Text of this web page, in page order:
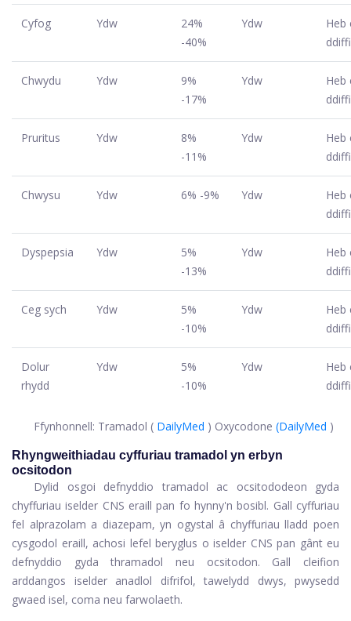
Cyfog Ydw
24%
-40%
Ydw
Heb
Chwydu Ydw
9%
-17%
Ydw
Heb
Pruritus Ydw
8%
-11%
Ydw
Heb
Chwysu Ydw 6% -9% Ydw
Heb
Dyspepsia Ydw
5%
-13%
Ydw
Heb
Ceg sych Ydw
5%
-10%
Ydw
Heb
Dolur
rhydd
Ydw
5%
-10%
Ydw
Heb
Ffynhonnell: Tramadol ( DailyMed ) Oxycodone (DailyMed )
Rhyngweithiadau cyffuriau tramadol yn erbyn
ocsitodon
Dylid osgoi defnyddio tramadol ac ocsitododeon gyda
chyffuriau iselder CNS eraill pan fo hynny'n bosibl. Gall cyffuriau
fel alprazolam a diazepam, yn ogystal â chyffuriau lladd poen
cysgodol eraill, achosi lefel beryglus o iselder CNS pan gânt eu
defnyddio gyda thramadol neu ocsitodon. Gall cleifion
arddangos iselder anadlol difrifol, tawelydd dwys, pwysedd
gwaed isel, coma neu farwolaeth.